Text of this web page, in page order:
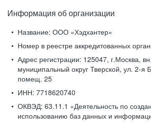
Информация об организации
Название: ООО «Хэдхантер»
Номер в реестре аккредитованных
Адрес регистрации: 125047, г.Москва,
муниципальный округ Тверской, ул. 2-я
помещ. 25
ИНН: 7718620740
ОКВЭД: 63.11.1 «Деятельность по
использованию баз данных и